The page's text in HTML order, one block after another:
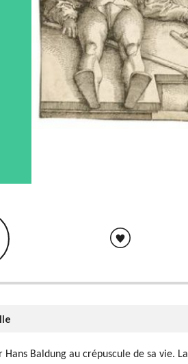
Baldung au crépuscule de sa vie.